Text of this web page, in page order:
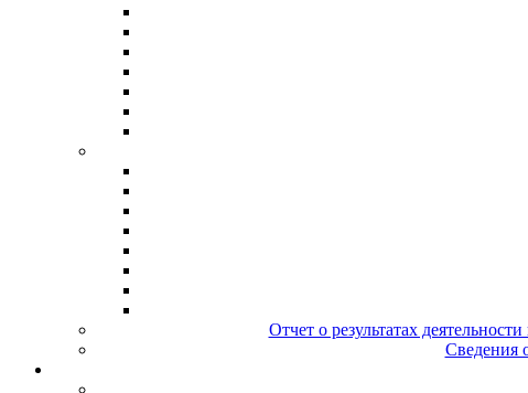
Отчет о результатах
Сведения